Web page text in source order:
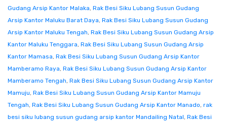
Gudang Arsip Kantor Malaka, Rak Besi Siku Lubang Susun Gudang
Arsip Kantor Maluku Barat Daya, Rak Besi Siku Lubang Susun Gudang
Arsip Kantor Maluku Tengah, Rak Besi Siku Lubang Susun Gudang Arsip
Kantor Maluku Tenggara, Rak Besi Siku Lubang Susun Gudang Arsip
Kantor Mamasa, Rak Besi Siku Lubang Susun Gudang Arsip Kantor
Mamberamo Raya, Rak Besi Siku Lubang Susun Gudang Arsip Kantor
Mamberamo Tengah, Rak Besi Siku Lubang Susun Gudang Arsip Kantor
Mamuju, Rak Besi Siku Lubang Susun Gudang Arsip Kantor Mamuju
Tengah, Rak Besi Siku Lubang Susun Gudang Arsip Kantor Manado, rak
besi siku lubang susun gudang arsip kantor Mandailing Natal, Rak Besi